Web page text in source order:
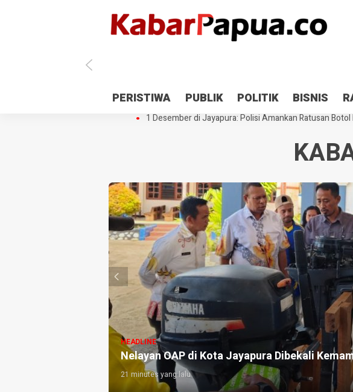
PERISTIWA PUBLIK POLITIK BISNIS
Antisipasi 1 Desember, TNI Polri Patroli 2×24 jam di Kota
Gedung Perpustakaan SMPN 5 Sentani Terbakar
1 Desember di Jayapura: Polisi Amankan Ratusan
HEADLINE
Nelayan OAP di Kota Jayapura Dibekali
21 minutes yang lalu